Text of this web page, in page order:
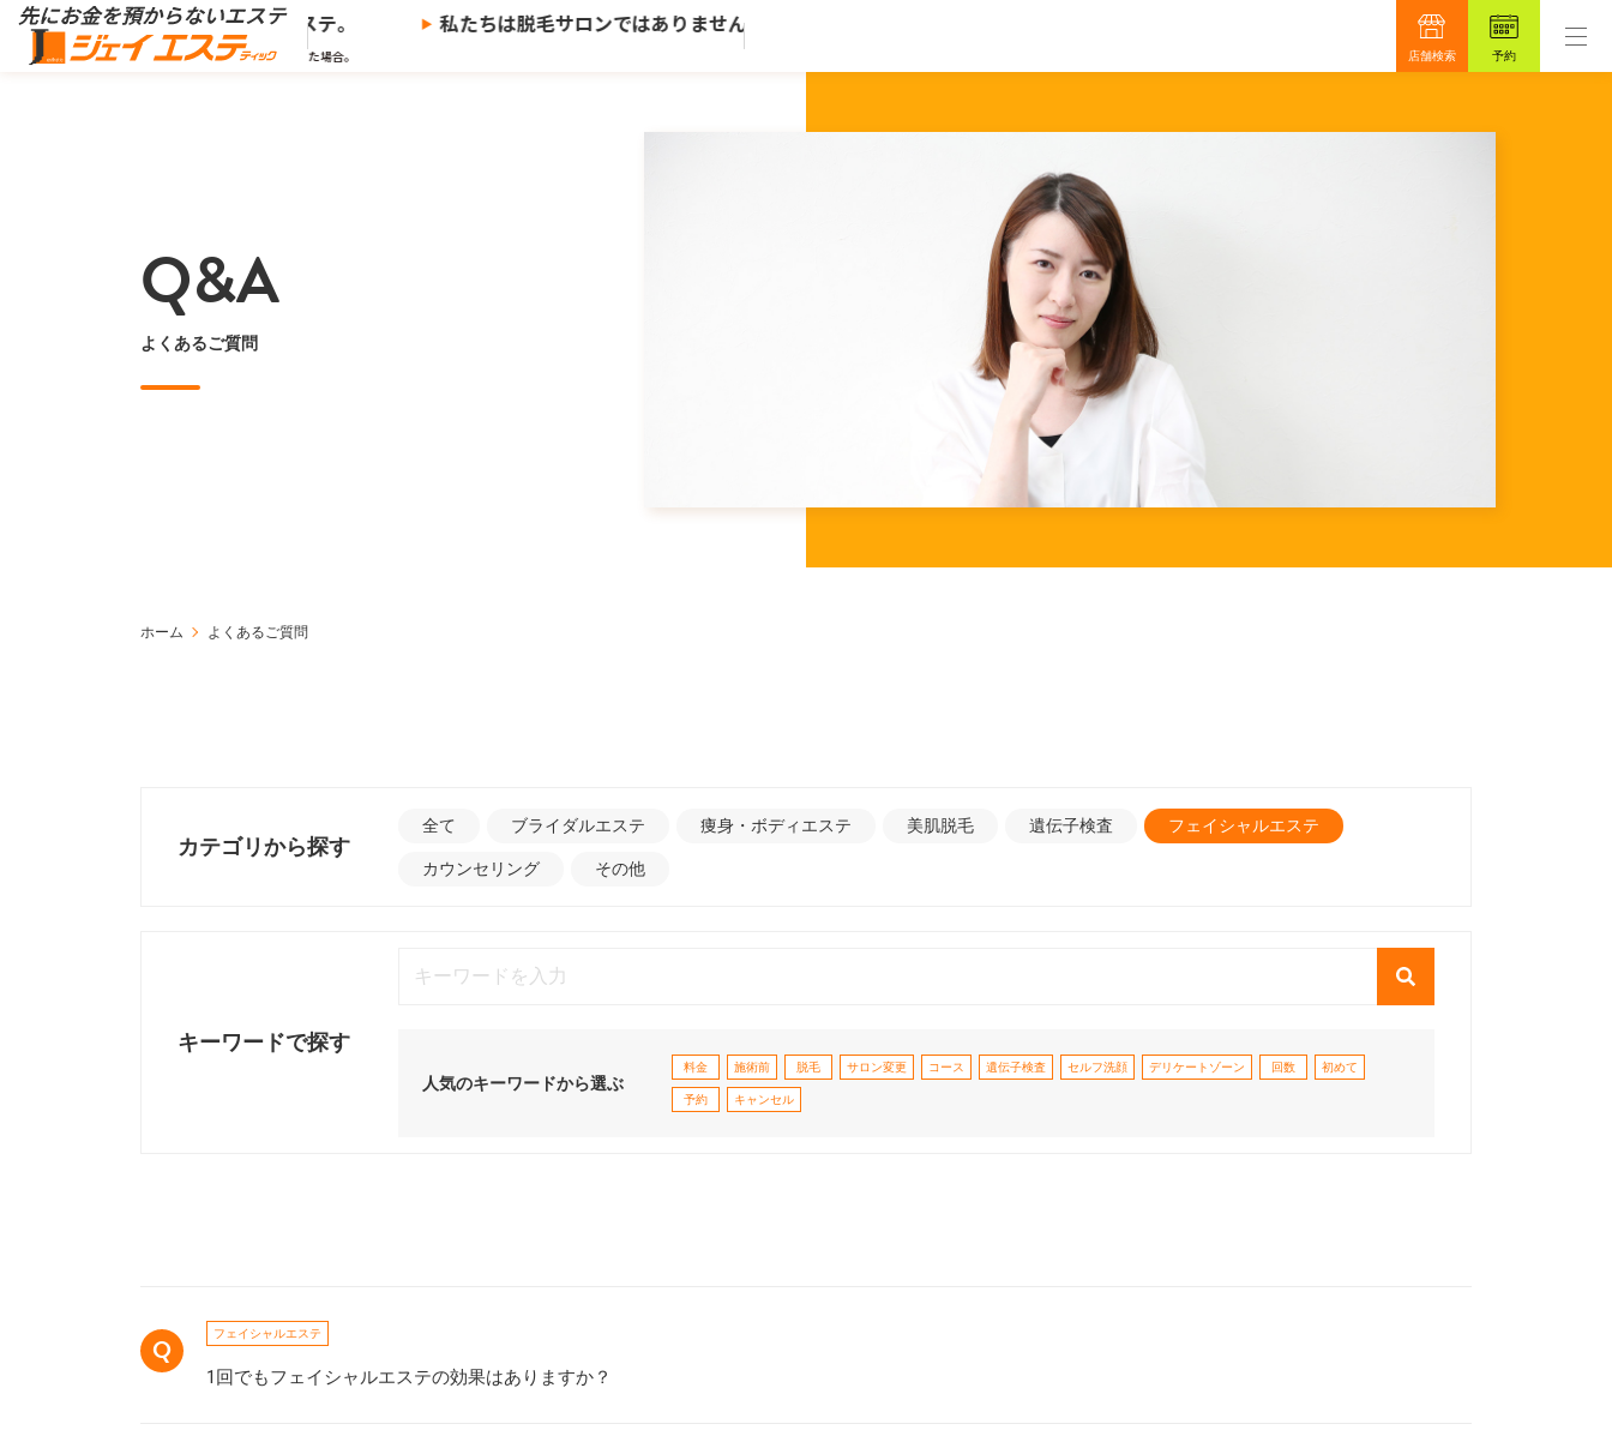
からないエステ、※ ジェイエステ。
※当社の推奨する支払い方法で決済した場合。
私たちは脱毛サロンではありません。歴史ある老舗トータルビューティーサロンです。 もっと真面目に、もっと安心を目指して48
店舗検索 予約
Q&A
よくあるご質問
ホーム よくあるご質問
カテゴリから探す
全て ブライダルエステ 痩身・ボディエステ 美肌脱毛 遺伝子検査 フェイシャルエステ
カウンセリング その他
キーワードで探す
人気のキーワードから選ぶ
料金 施術前 脱毛 サロン変更 コース 遺伝子検査 セルフ洗顔 デリケートゾーン 回数 初めて
予約 キャンセル
フェイシャルエステ
1回でもフェイシャルエステの効果はありますか？